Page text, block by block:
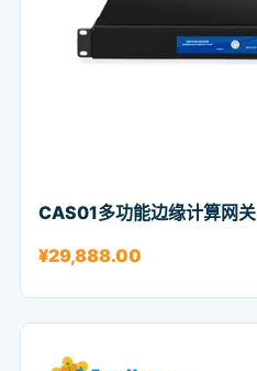
CAS01多功能边缘计算网关
¥29,888.00